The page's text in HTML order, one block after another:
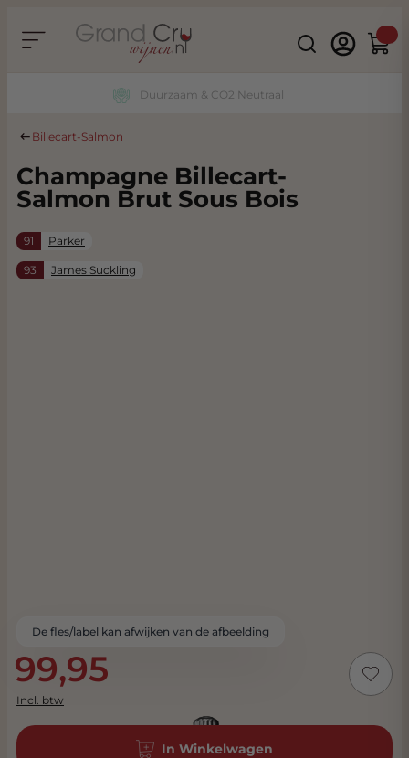
Search
Duurzaam & CO2 Neutraal
Billecart-Salmon
Champagne Billecart-
Salmon Brut Sous Bois
De fles/label kan afwijken van de afbeelding
91 Parker
93 James Suckling
99,95
Incl. btw
In Winkelwagen